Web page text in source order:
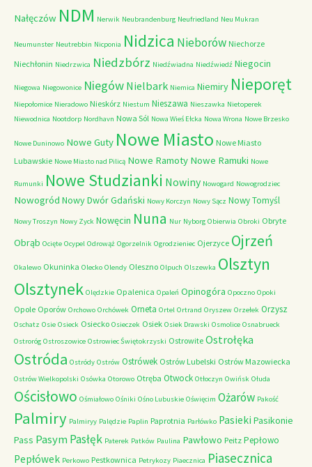
Nałęczów NDM Nerwik Neubrandenburg Neufriedland Neu Mukran
Neumunster Neutrebbin Nicponia Nidzica Nieborów Niechorze
Niechłonin Niedrzwica Niedzbórz Niedźwiadna Niedźwiedź Niegocin
Niegowa Niegowonice Niegów Nielbark Niemica Niemiry Nieporęt
Niepołomice Nieradowo Nieskórz Niestum Nieszawa Nieszawka Nietoperek
Niewodnica Nootdorp Nordhavn Nowa Sól Nowa Wieś Ełcka Nowa Wrona Nowe Brzesko
Nowe Duninowo Nowe Guty Nowe Miasto Nowe Miasto
Lubawskie Nowe Miasto nad Pilicą Nowe Ramoty Nowe Ramuki Nowe
Rumunki Nowe Studzianki Nowiny Nowogard Nowogrodziec
Nowogród Nowy Dwór Gdański Nowy Korczyn Nowy Sącz Nowy Tomyśl
Nowy Troszyn Nowy Zyck Nowęcin Nuna Nur Nyborg Obierwia Obroki Obryte
Obrąb Ocięte Ocypel Odrowąż Ogorzelnik Ogrodzieniec Ojerzyce Ojrzeń
Okalewo Okuninka Olecko Olendy Oleszno Olpuch Olszewka Olsztyn
Olsztynek Olędzkie Opalenica Opaleń Opinogóra Opoczno Opoki
Opole Oporów Orchowo Orchówek Orneta Ortel Ortrand Oryszew Orzełek Orzysz
Oschatz Osie Osieck Osiecko Osieczek Osiek Osiek Drawski Osmolice Osnabrueck
Ostroróg Ostroszowice Ostrowiec Świętokrzyski Ostrowite Ostrołęka
Ostróda Ostródy Ostrów Ostrówek Ostrów Lubelski Ostrów Mazowiecka
Ostrów Wielkopolski Osówka Otorowo Otręba Otwock Otłoczyn Owińsk Ołuda
Ościsłowo Ośmiałowo Ośniki Ośno Lubuskie Oświęcim Ożarów Pakość
Palmiry Palmiryy Palędzie Paplin Paprotnia Parłówko Pasieki Pasikonie
Pass PasymPasłęk Paterek Patków Paulina Pawłowo Peitz Pepłowo
Pepłówek Perkowo Pestkownica Petrykozy Piaecznica Piasecznica